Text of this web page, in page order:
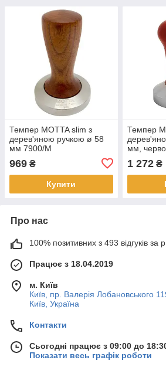
Темпер MOTTA slim з
дерев'яною ручкою ø 58
мм 7900/M
969 ₴
Купити
Темпер
мм,
1 272₴
Про нас
100% позитивних з 493 відгуків за
Працює з 18.04.2019
м. Київ
Київ, пр. Валерія Лобановського
Київ, Україна
Контакти
Сьогодні працює з 09:00 до
Показати весь графік роботи